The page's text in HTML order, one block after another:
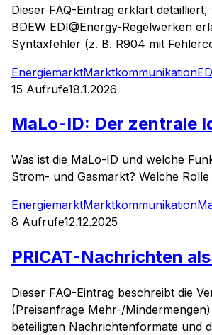
Dieser FAQ-Eintrag erklärt
BDEW EDI@Energy-Regelwerken
Syntaxfehler (z. B. R904 mit
EnergiemarktMarktkommunikation
15 Aufrufe18.1.2026
MaLo-ID: Der zentrale
Was ist die MaLo-ID und welche
Strom- und Gasmarkt? Welche
EnergiemarktMarktkommunikation
8 Aufrufe12.12.2025
PRICAT-Nachrichten
Dieser FAQ-Eintrag beschreibt die
(Preisanfrage Mehr-/
beteiligten Nachrichtenformate und